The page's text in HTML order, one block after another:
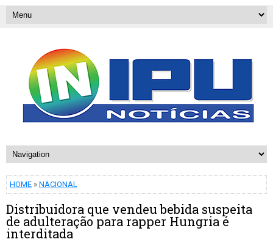
HOME » NACIONAL
Distribuidora que vendeu bebida suspeita
de adulteração para rapper Hungria é
interditada